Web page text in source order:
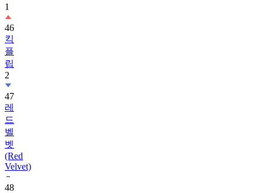
1
46
킥
플
립
2
47
레
드
벨
벳
(Red
Velvet)
48